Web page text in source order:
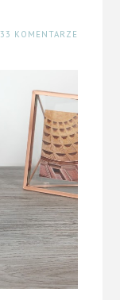
33 KOMENTARZE